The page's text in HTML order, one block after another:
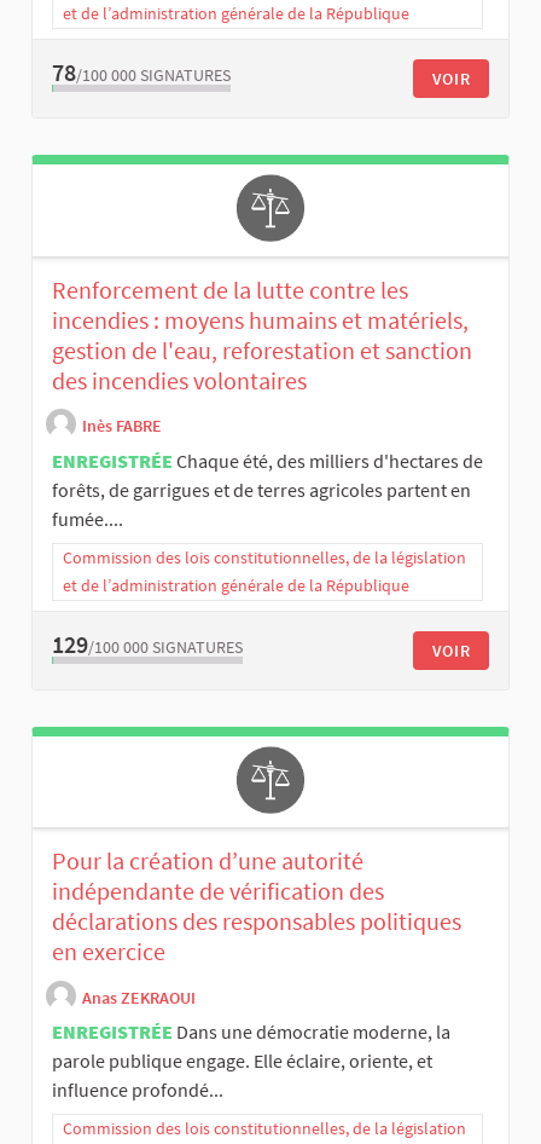
et de l’administration générale de la République
78/100 000 SIGNATURES VOIR
Renforcement de la lutte contre les
incendies : moyens humains et matériels,
gestion de l'eau, reforestation et sanction
des incendies volontaires
Inès FABRE
ENREGISTRÉE Chaque été, des milliers d'hectares de
forêts, de garrigues et de terres agricoles partent en
fumée....
Commission des lois constitutionnelles, de la législation
et de l’administration générale de la République
129/100 000 SIGNATURES VOIR
Pour la création d’une autorité
indépendante de vérification des
déclarations des responsables politiques
en exercice
Anas ZEKRAOUI
ENREGISTRÉE Dans une démocratie moderne, la
parole publique engage. Elle éclaire, oriente, et
influence profondé...
Commission des lois constitutionnelles, de la législation